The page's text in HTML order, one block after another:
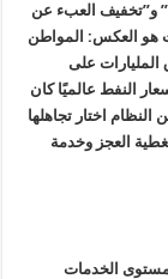
و”تخفيف العبء عن
هو العكس: المواطن
على
النفط عالميًا كان
اختار تجاهلها
العجز وخدمة
مستوى الخدمات